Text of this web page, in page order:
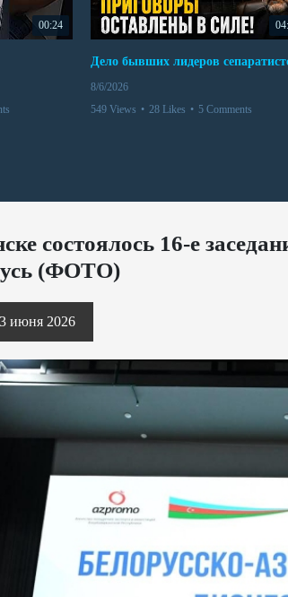
00:24
8/6/2026
549 Views • 28 Likes • 5 Comments
состоялось 16-е
(ФОТО)
июня 2026